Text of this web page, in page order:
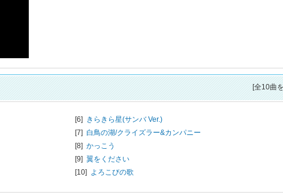
[全10曲
[6] きらきら星(サンバ Ver.)
[7] 白鳥の湖/クライズラー&カンパニー
[8] かっこう
[9] 翼をください
[10] よろこびの歌